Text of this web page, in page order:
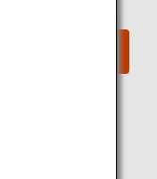
Lounge: